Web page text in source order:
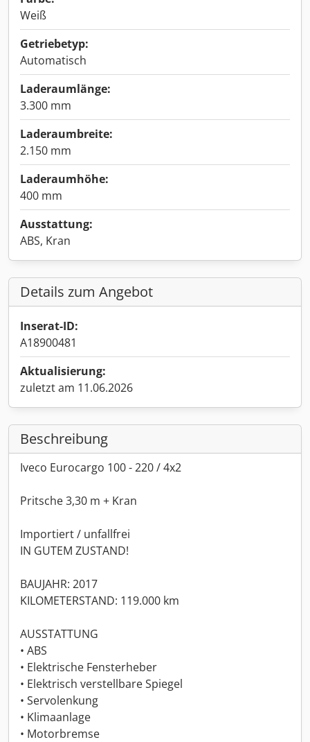
Weiß
Getriebetyp:
Automatisch
Laderaumlänge:
3.300 mm
Laderaumbreite:
2.150 mm
Laderaumhöhe:
400 mm
Ausstattung:
ABS, Kran
Details zum Angebot
Inserat-ID:
A18900481
Aktualisierung:
zuletzt am 11.06.2026
Beschreibung
Iveco Eurocargo 100 - 220 / 4x2
Pritsche 3,30 m + Kran
Importiert / unfallfrei
IN GUTEM ZUSTAND!
BAUJAHR: 2017
KILOMETERSTAND: 119.000 km
AUSSTATTUNG
• ABS
• Elektrische Fensterheber
• Elektrisch verstellbare Spiegel
• Servolenkung
• Klimaanlage
• Motorbremse